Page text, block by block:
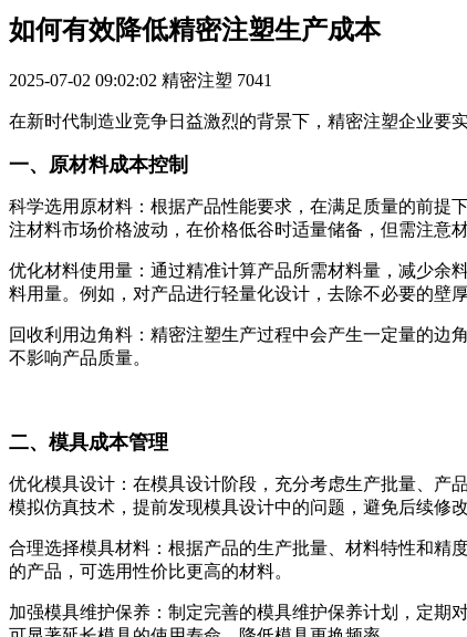
如何有效降低精密注塑生产成本
2025-07-02 09:02:02 精密注塑 7041
在新时代制造业竞争日益激烈的背景下，精密注塑企业要
一、原材料成本控制
科学选用原材料：根据产品性能要求，在满足质量的前提
注材料市场价格波动，在价格低谷时适量储备，但需注意
优化材料使用量：通过精准计算产品所需材料量，减少余
料用量。例如，对产品进行轻量化设计，去除不必要的壁厚
回收利用边角料：精密注塑生产过程中会产生一定量的边
不影响产品质量。
二、模具成本管理
优化模具设计：在模具设计阶段，充分考虑生产批量、产
模拟仿真技术，提前发现模具设计中的问题，避免后续修
合理选择模具材料：根据产品的生产批量、材料特性和精
的产品，可选用性价比更高的材料。
加强模具维护保养：制定完善的模具维护保养计划，定期